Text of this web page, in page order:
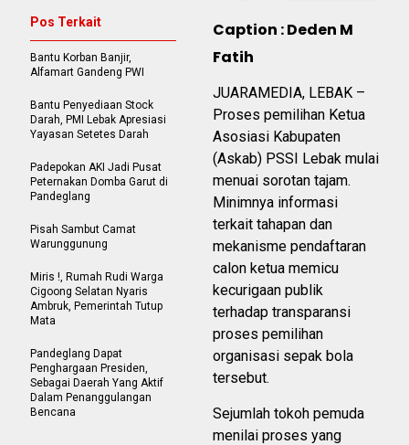
Caption : Deden M
Fatih
JUARAMEDIA, LEBAK –
Proses pemilihan Ketua
Asosiasi Kabupaten
(Askab) PSSI Lebak mulai
menuai sorotan tajam.
Minimnya informasi
terkait tahapan dan
mekanisme pendaftaran
calon ketua memicu
kecurigaan publik
terhadap transparansi
proses pemilihan
organisasi sepak bola
tersebut.
Sejumlah tokoh pemuda
menilai proses yang
Pos Terkait
Bantu Korban Banjir,
Alfamart Gandeng PWI
Bantu Penyediaan Stock
Darah, PMI Lebak Apresiasi
Yayasan Setetes Darah
Padepokan AKI Jadi Pusat
Peternakan Domba Garut di
Pandeglang
Pisah Sambut Camat
Warunggunung
Miris !, Rumah Rudi Warga
Cigoong Selatan Nyaris
Ambruk, Pemerintah Tutup
Mata
Pandeglang Dapat
Penghargaan Presiden,
Sebagai Daerah Yang Aktif
Dalam Penanggulangan
Bencana